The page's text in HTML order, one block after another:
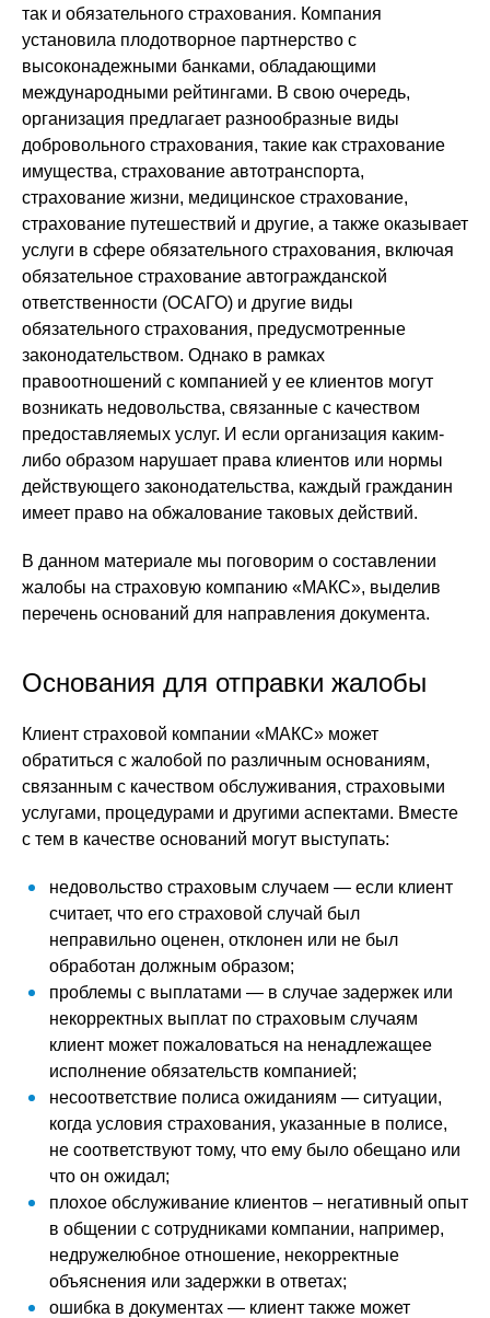
так и обязательного страхования. Компания
установила плодотворное партнерство с
высоконадежными банками, обладающими
международными рейтингами. В свою очередь,
организация предлагает разнообразные виды
добровольного страхования, такие как страхование
имущества, страхование автотранспорта,
страхование жизни, медицинское страхование,
страхование путешествий и другие, а также оказывает
услуги в сфере обязательного страхования, включая
обязательное страхование автогражданской
ответственности (ОСАГО) и другие виды
обязательного страхования, предусмотренные
законодательством. Однако в рамках
правоотношений с компанией у ее клиентов могут
возникать недовольства, связанные с качеством
предоставляемых услуг. И если организация каким-
либо образом нарушает права клиентов или нормы
действующего законодательства, каждый гражданин
имеет право на обжалование таковых действий.
В данном материале мы поговорим о составлении
жалобы на страховую компанию «МАКС», выделив
перечень оснований для направления документа.
Основания для отправки жалобы
Клиент страховой компании «МАКС» может
обратиться с жалобой по различным основаниям,
связанным с качеством обслуживания, страховыми
услугами, процедурами и другими аспектами. Вместе
с тем в качестве оснований могут выступать:
недовольство страховым случаем — если клиент
считает, что его страховой случай был
неправильно оценен, отклонен или не был
обработан должным образом;
проблемы с выплатами — в случае задержек или
некорректных выплат по страховым случаям
клиент может пожаловаться на ненадлежащее
исполнение обязательств компанией;
несоответствие полиса ожиданиям — ситуации,
когда условия страхования, указанные в полисе,
не соответствуют тому, что ему было обещано или
что он ожидал;
плохое обслуживание клиентов – негативный опыт
в общении с сотрудниками компании, например,
недружелюбное отношение, некорректные
объяснения или задержки в ответах;
ошибка в документах — клиент также может